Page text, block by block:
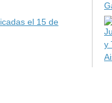
el 15 de